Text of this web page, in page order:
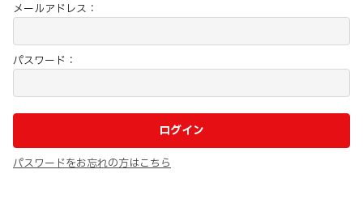
メールアドレス：
パスワード：
パスワードをお忘れの方はこちら